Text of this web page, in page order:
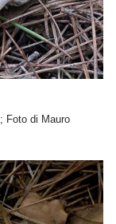
Foto di Mauro